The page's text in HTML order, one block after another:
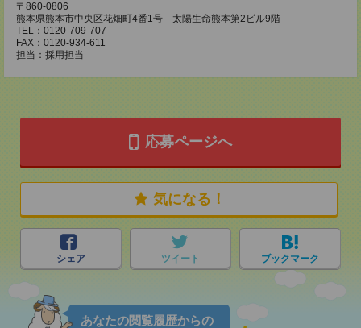
〒860-0806
熊本県熊本市中央区花畑町4番1号 太陽生命熊本第2ビル9階
TEL：0120-709-707
FAX：0120-934-611
担当：採用担当
応募ページへ
気になる！
シェア ツイート ブックマーク
あなたの閲覧履歴からの